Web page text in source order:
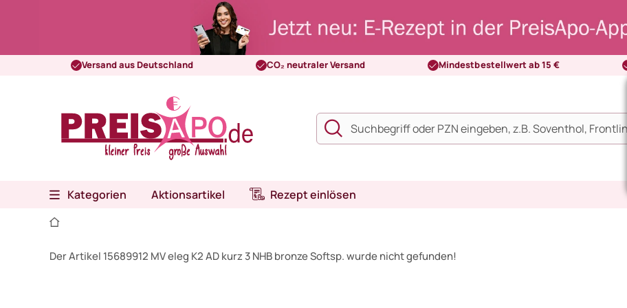
Versand aus Deutschland CO₂ neutraler Versand Mindestbestellwert ab 15 €
Kategorien Aktionsartikel Rezept einlösen
Der Artikel 15689912 MV eleg K2 AD kurz 3 NHB bronze Softsp. wurde nicht gefunden!